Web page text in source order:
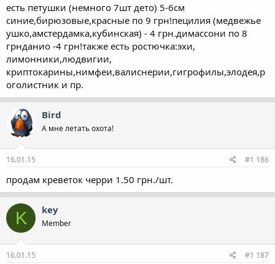
есть петушки (немного 7шт дето) 5-6см
синие,бирюзовые,красные по 9 грн!пецилия (медвежье
ушко,амстердамка,кубинская) - 4 грн.димассони по 8
грнданио -4 грн!также есть ростючка:эхи,
лимонники,людвигии,
криптокарины,нимфеи,валиснерии,гигрофилы,элодея,р
оголистник и пр.
Bird
А мне летать охота!
16.01.15 #1 186
продам креветок черри 1.50 грн./шт.
K key
Member
16.01.15 #1 187